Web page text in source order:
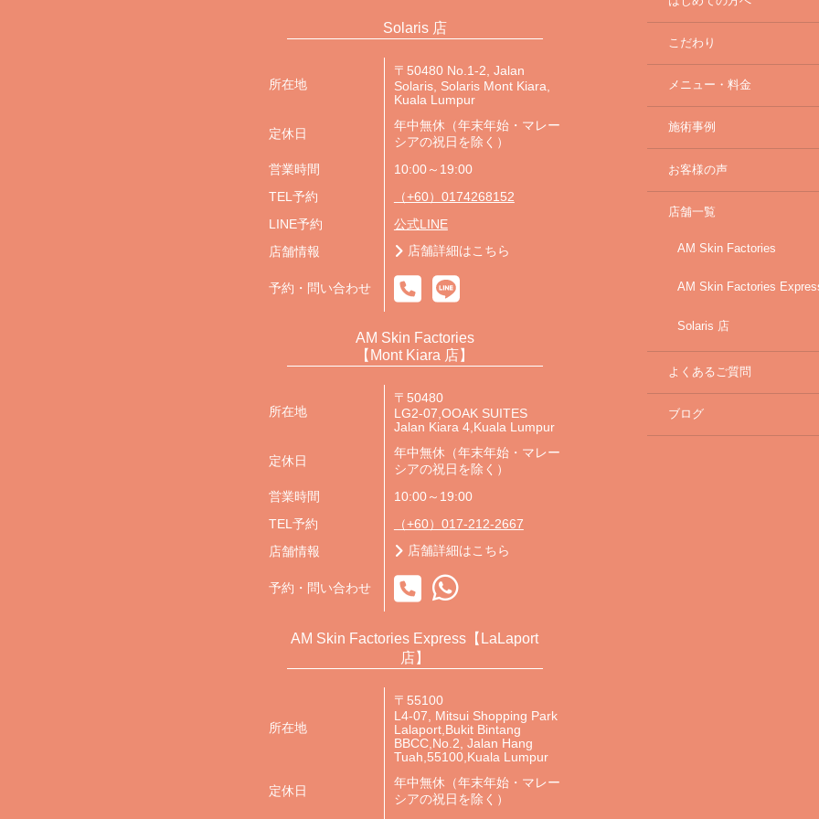
Solaris 店
所在地
〒50480 No.1-2, Jalan
Solaris, Solaris Mont Kiara,
Kuala Lumpur
定休日
年中無休（年末年始・マレー
シアの祝日を除く）
営業時間
10:00～19:00
TEL予約
（+60）0174268152
LINE予約
公式LINE
店舗情報
店舗詳細はこちら
予約・問い合わせ
AM Skin Factories
【Mont Kiara 店】
所在地
〒50480
LG2-07,OOAK SUITES
Jalan Kiara 4,Kuala Lumpur
定休日
年中無休（年末年始・マレー
シアの祝日を除く）
営業時間
10:00～19:00
TEL予約
（+60）017-212-2667
店舗情報
店舗詳細はこちら
予約・問い合わせ
AM Skin Factories Express【LaLaport
店】
所在地
〒55100
L4-07, Mitsui Shopping Park
Lalaport,Bukit Bintang
BBCC,No.2, Jalan Hang
Tuah,55100,Kuala Lumpur
定休日
年中無休（年末年始・マレー
シアの祝日を除く）
こだわり
メニュー・料金
施術事例
お客様の声
店舗一覧
AM Skin Factories
AM Skin Factories
Solaris 店
よくあるご質問
ブログ